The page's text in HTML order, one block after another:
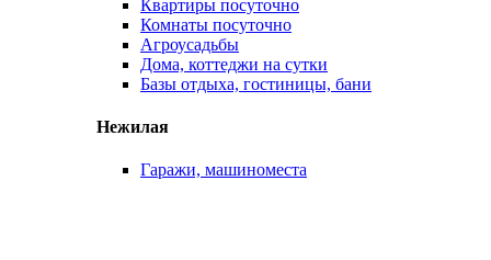
Квартиры посуточно
Комнаты посуточно
Агроусадьбы
Дома, коттеджи на сутки
Базы отдыха, гостиницы, бани
Нежилая
Гаражи, машиноместа